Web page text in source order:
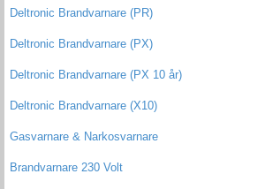
Deltronic Brandvarnare (PR)
Deltronic Brandvarnare (PX)
Deltronic Brandvarnare (PX 10 år)
Deltronic Brandvarnare (X10)
Gasvarnare & Narkosvarnare
Brandvarnare 230 Volt